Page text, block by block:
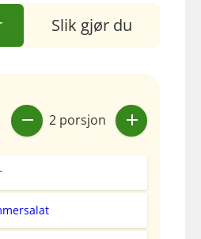
Slik gjør du
2 porsjon